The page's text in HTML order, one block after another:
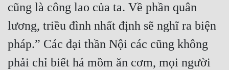
cũng là công lao của ta. Về phần quân
lương, triều đình nhất định sẽ nghĩ ra biện
pháp.” Các đại thần Nội các cũng không
phải chỉ biết há mồm ăn cơm, mọi người